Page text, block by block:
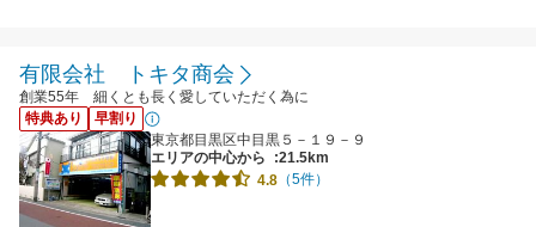
有限会社 トキタ商会
創業55年 細くとも長く愛していただく為に
特典あり
早割り
東京都目黒区中目黒５－１９－９
エリアの中心から
:21.5km
4.8 （5件）